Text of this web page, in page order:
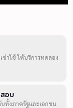
าใช้ ให้บริการทดลอง
สอบ
ทั้งภาครัฐและเอกชน